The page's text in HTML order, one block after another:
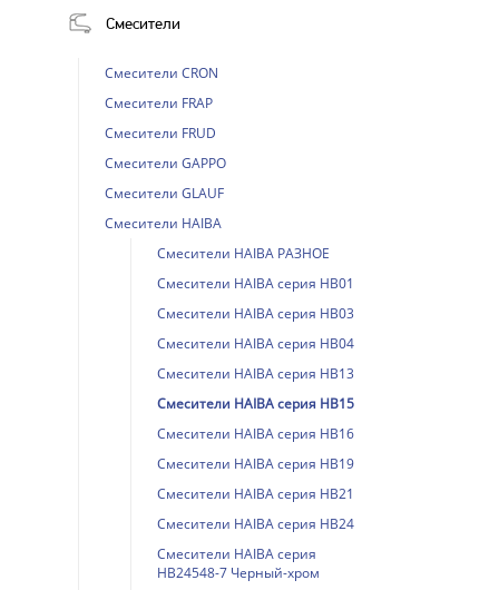
Смесители
Смесители CRON
Смесители FRAP
Смесители FRUD
Смесители GAPPO
Смесители GLAUF
Смесители HAIBA
Смесители HAIBA РАЗНОЕ
Смесители HAIBA серия HB01
Смесители HAIBA серия HB03
Смесители HAIBA серия HB04
Смесители HAIBA серия HB13
Смесители HAIBA серия HB15
Смесители HAIBA серия HB16
Смесители HAIBA серия HB19
Смесители HAIBA серия HB21
Смесители HAIBA серия HB24
Смесители HAIBA серия
HB24548-7 Черный-хром